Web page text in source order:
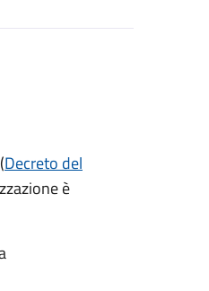
Decreto del
è